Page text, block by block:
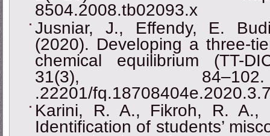
8504.2008.tb02093.x
Jusniar, J., Effendy, E.
(2020). Developing a three-
chemical equilibrium (TT-
31(3),
.22201/
Karini, R. A., Fikroh, R. A.,
Identification of students’